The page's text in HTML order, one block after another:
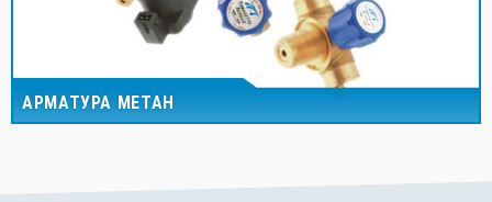
АРМАТУРА МЕТАН